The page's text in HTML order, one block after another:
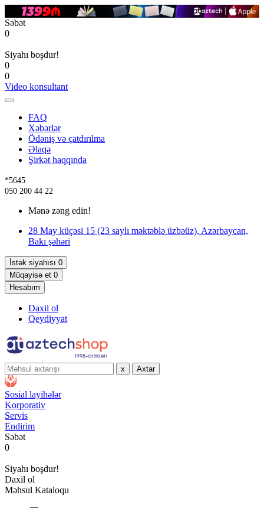
Səbət
0
Siyahı boşdur!
0
0
Video konsultant
FAQ
Xəbərlər
Ödəniş və çatdırılma
Əlaqə
Şirkət haqqında
*5645
050 200 44 22
Mənə zəng edin!
28 May küçəsi 15 (23 saylı məktəblə üzbəüz), Azərbaycan,
Bakı şəhəri
İstək siyahısı 0
Müqayisə et 0
Hesabım
Daxil ol
Qeydiyyat
x Axtar
Sosial layihələr
Korporativ
Servis
Endirim
Səbət
0
Siyahı boşdur!
Daxil ol
Məhsul Kataloqu